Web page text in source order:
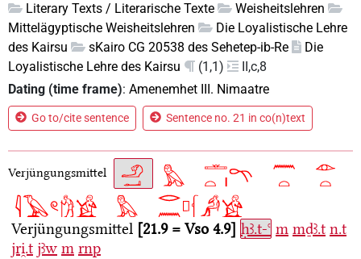
Literary Texts / Literarische Texte
Weisheitslehren
Mittelägyptische Weisheitslehren
Die Loyalistische Lehre
des Kairsu
sKairo CG 20538 des Sehetep-ib-Re
Die
Loyalistische Lehre des Kairsu
(1,1)
II,c,8
Dating (time frame): Amenemhet III. Nimaatre
Go to/cite sentence Sentence no. 21 in co(n)text
Verjüngungsmittel
Verjüngungsmittel 21.9 = Vso 4.9 ḥꜣ.t-ꜥ m mḏꜣ.t n.t
jri̯.t jꜣw m rnp